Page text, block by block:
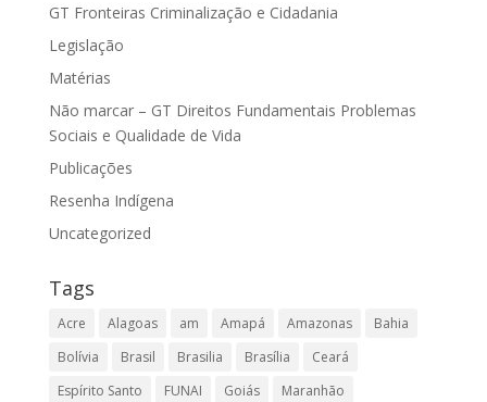
GT Fronteiras Criminalização e Cidadania
Legislação
Matérias
Não marcar – GT Direitos Fundamentais Problemas
Sociais e Qualidade de Vida
Publicações
Resenha Indígena
Uncategorized
Tags
Acre Alagoas am Amapá Amazonas
Bahia
Bolívia
Brasil Brasilia Brasília
Ceará
Espírito Santo
FUNAI Goiás
Maranhão